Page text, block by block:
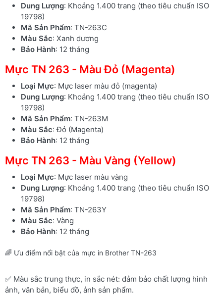
Dung Lượng: Khoảng 1.400 trang (theo tiêu chuẩn ISO
19798)
Mã Sản Phẩm: TN-263C
Màu Sắc: Xanh dương
Bảo Hành: 12 tháng
Mực TN 263 - Màu Đỏ (Magenta)
Loại Mực: Mực laser màu đỏ (magenta)
Dung Lượng: Khoảng 1.400 trang (theo tiêu chuẩn ISO
19798)
Mã Sản Phẩm: TN-263M
Màu Sắc: Đỏ (Magenta)
Bảo Hành: 12 tháng
Mực TN 263 - Màu Vàng (Yellow)
Loại Mực: Mực laser màu vàng
Dung Lượng: Khoảng 1.400 trang (theo tiêu chuẩn ISO
19798)
Mã Sản Phẩm: TN-263Y
Màu Sắc: Vàng
Bảo Hành: 12 tháng
🌈 Ưu điểm nổi bật của mực in Brother TN-263
✅ Màu sắc trung thực, in sắc nét: đảm bảo chất lượng hình
ảnh, văn bản, biểu đồ, ảnh sản phẩm.